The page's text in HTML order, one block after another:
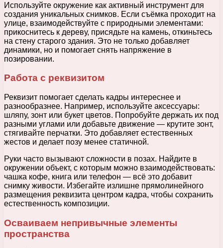
Используйте окружение как активный инструмент для
создания уникальных снимков. Если съёмка проходит на
улице, взаимодействуйте с природными элементами:
прикоснитесь к дереву, присядьте на камень, откиньтесь
на стену старого здания. Это не только добавляет
динамики, но и помогает снять напряжение в
позировании.
Работа с реквизитом
Реквизит помогает сделать кадры интереснее и
разнообразнее. Например, используйте аксессуары:
шляпу, зонт или букет цветов. Попробуйте держать их под
разными углами или добавьте движение — крутите зонт,
стягивайте перчатки. Это добавляет естественных
жестов и делает позу менее статичной.
Руки часто вызывают сложности в позах. Найдите в
окружении объект, с которым можно взаимодействовать:
чашка кофе, книга или телефон — всё это добавит
снимку живости. Избегайте излишне прямолинейного
размещения реквизита центром кадра, чтобы сохранить
естественность композиции.
Осваиваем непривычные элементы
пространства